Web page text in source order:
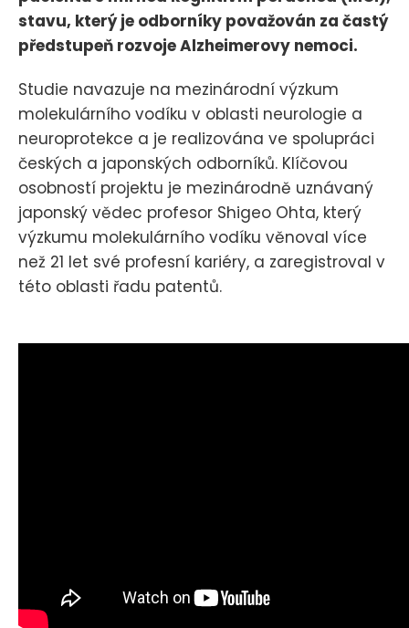
stavu, který je odborníky považován za častý
předstupeň rozvoje Alzheimerovy nemoci.
Studie navazuje na mezinárodní výzkum
molekulárního vodíku v oblasti neurologie a
neuroprotekce a je realizována ve spolupráci
českých a japonských odborníků. Klíčovou
osobností projektu je mezinárodně uznávaný
japonský vědec profesor Shigeo Ohta, který
výzkumu molekulárního vodíku věnoval více
než 21 let své profesní kariéry, a zaregistroval v
této oblasti řadu patentů.